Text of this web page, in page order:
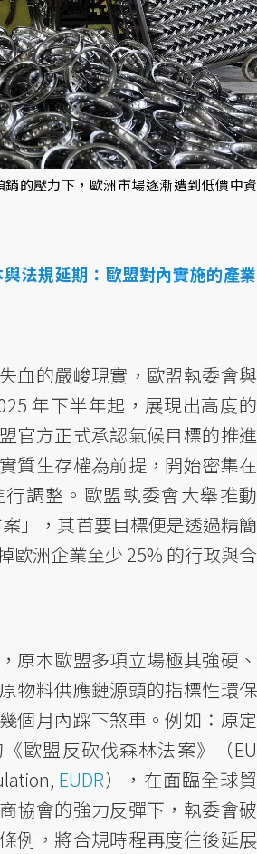
的壓力下，歐洲市場逐漸遭到低價中資
法規延期：歐盟對內實施的產業
血的嚴峻現實，歐盟執委會與
年下半年起，展現出高度的
官方正式承認氣候目標的推進
質生存權為前提，開始密集在
調整。歐盟執委會大舉推動
案」，其首要目標便是透過精簡
歐洲企業至少 25% 的行政與合
原本歐盟多項立場極其強硬、
物料供應鏈源頭的指標性環保
個月內踩下煞車。例如：原定
歐盟反砍伐森林法案》（EU
EUDR），在面臨全球貿
協會的強力反彈下，執委會破
例，將合規時程再度往後延展